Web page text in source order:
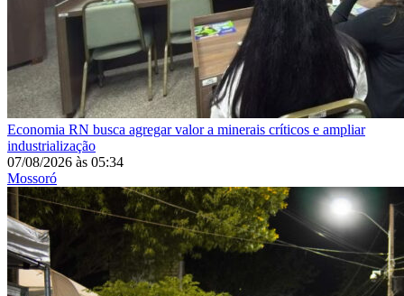
Economia RN busca agregar valor a minerais críticos e ampliar
industrialização
07/08/2026 às 05:34
Mossoró